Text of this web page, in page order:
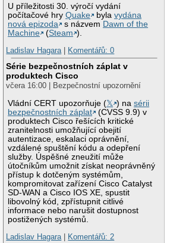
U příležitosti 30. výročí vydání
počítačové hryQuake bylavydána
nová epizoda
s názvem Dawn of the
Machine
(Steam ).
Ladislav Hagara| Komentářů: 0
Série bezpečnostních záplat v
produktech Cisco
včera 16:00 | Bezpečnostní upozornění
Vládní CERT upozorňuje (𝕏 ) nasérii
bezpečnostních záplat
(CVSS 9.9) v
produktech Cisco řešících kritické
zranitelnosti umožňující obejití
autentizace, eskalaci oprávnění,
vzdálené spuštění kódu a odepření
služby. Úspěšné zneužití může
útočníkům umožnit získat neoprávněný
přístup k dotčeným systémům,
kompromitovat zařízení Cisco Catalyst
SD-WAN a Cisco IOS XE, spustit
libovolný kód, zpřístupnit citlivé
informace nebo narušit dostupnost
postižených systémů.
Ladislav Hagara| Komentářů: 2